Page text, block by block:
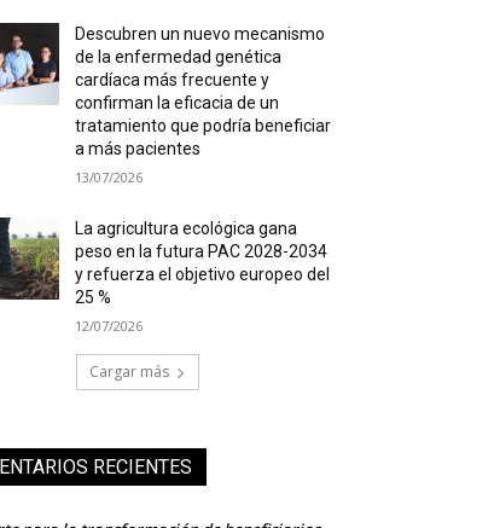
Descubren un nuevo mecanismo
de la enfermedad genética
cardíaca más frecuente y
confirman la eficacia de un
tratamiento que podría beneficiar
a más pacientes
13/07/2026
La agricultura ecológica gana
peso en la futura PAC 2028-2034
y refuerza el objetivo europeo del
25 %
12/07/2026
Cargar más
RECIENTES